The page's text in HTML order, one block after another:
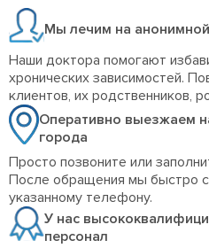
Мы лечим на
Наши доктора помогают
хронических зависимостей.
клиентов, их родственников,
Оперативно выезжаем
города
Просто позвоните или
После обращения мы быстро
указанному телефону.
У нас
персонал